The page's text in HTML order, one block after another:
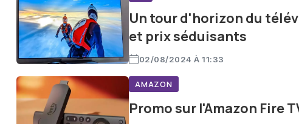
Un tour d'horizon du
et prix séduisants
02/08/2024 À 11:33
AMAZON
Promo sur l'Amazon Fire